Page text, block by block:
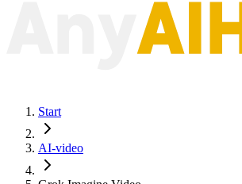
Start
AI-video